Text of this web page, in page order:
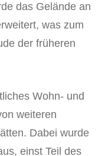
das Gelände an
was zum
der früheren
Wohn- und
weiteren
Dabei wurde
einst Teil des